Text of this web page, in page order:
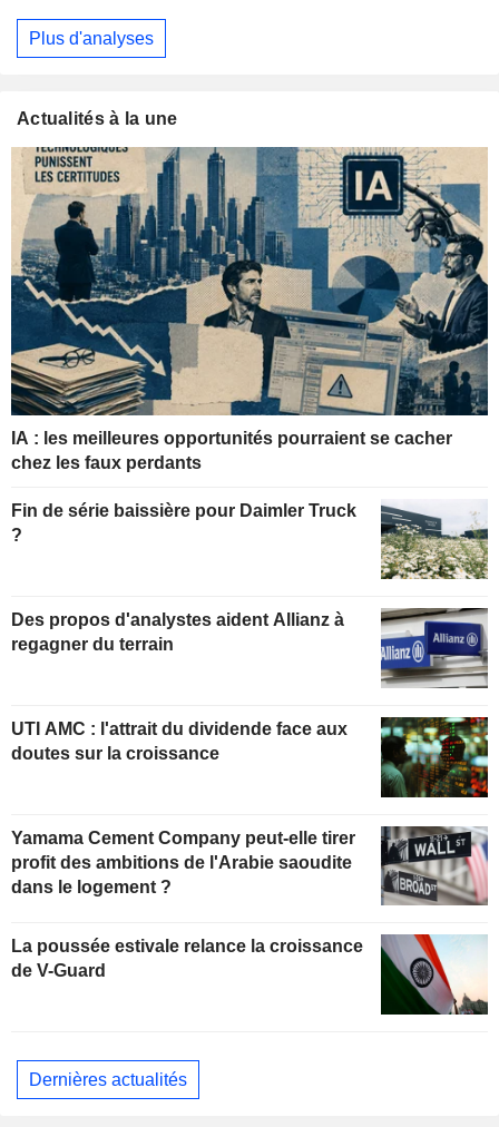
Plus d'analyses
Actualités à la une
IA : les meilleures opportunités pourraient se cacher
chez les faux perdants
Fin de série baissière pour Daimler Truck
?
Des propos d'analystes aident Allianz à
regagner du terrain
UTI AMC : l'attrait du dividende face aux
doutes sur la croissance
Yamama Cement Company peut-elle tirer
profit des ambitions de l'Arabie saoudite
dans le logement ?
La poussée estivale relance la croissance
de V-Guard
Dernières actualités